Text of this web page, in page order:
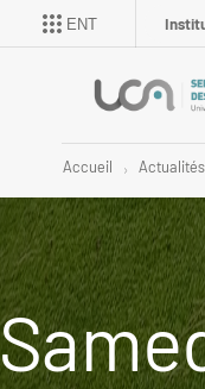
ENT
Accueil Actualités